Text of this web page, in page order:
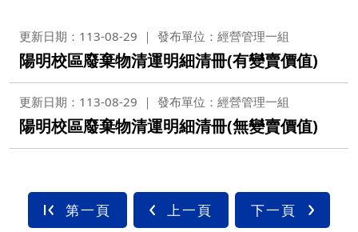
更新日期：113-08-29 發布單位：經營管理一組
陽明校區廢棄物清運明細清冊(有變賣價值)
更新日期：113-08-29 發布單位：經營管理一組
陽明校區廢棄物清運明細清冊(無變賣價值)
第一頁 上一頁 下一頁